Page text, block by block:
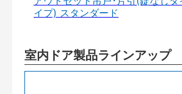
イプ) スタンダード
室内ドア製品ラインアップ